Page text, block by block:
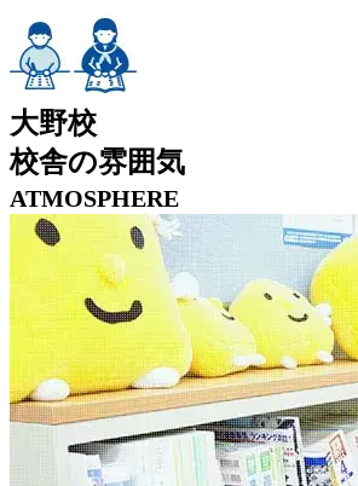
大野校
校舎の雰囲気
ATMOSPHERE